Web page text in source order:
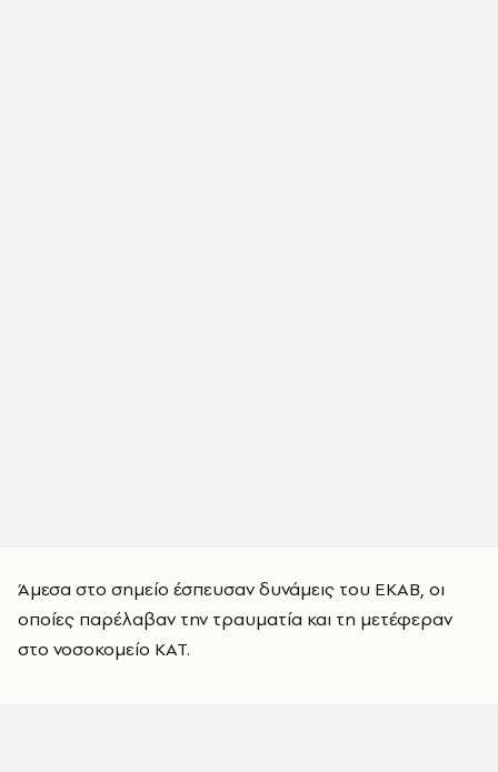
Άμεσα στο σημείο έσπευσαν δυνάμεις του ΕΚΑΒ, οι
οποίες παρέλαβαν την τραυματία και τη μετέφεραν
στο νοσοκομείο ΚΑΤ.